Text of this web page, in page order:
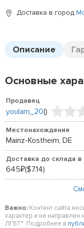
Доставка в город
Описание
Основные
Продавец
youlam_20()
Местонахождение
Mainz-Kostheim, DE
Доставка до склада в
645₽($7.14)
Важно: Контент сайта
характер и не направлен
ЛГБТ*. Подробнее в